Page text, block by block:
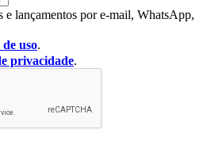
e lançamentos por e-mail, WhatsApp,
uso.
privacidade.